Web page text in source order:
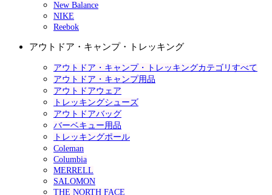
New Balance
NIKE
Reebok
アウトドア・キャンプ・トレッキング
アウトドア・キャンプ・トレッキングカテゴリすべて
アウトドア・キャンプ用品
アウトドアウェア
トレッキングシューズ
アウトドアバッグ
バーベキュー用品
トレッキングポール
Coleman
Columbia
MERRELL
SALOMON
THE NORTH FACE